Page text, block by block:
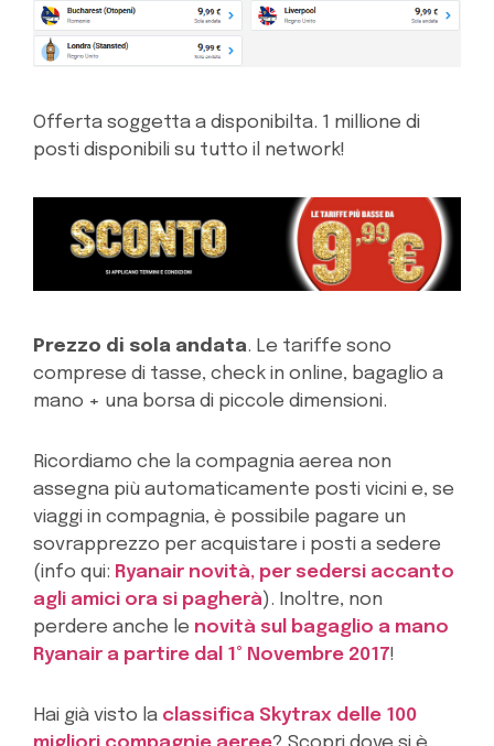
Offerta soggetta a disponibilta. 1 millione di
posti disponibili su tutto il network!
Prezzo di sola andata. Le tariffe sono
comprese di tasse, check in online, bagaglio a
mano + una borsa di piccole dimensioni.
Ricordiamo che la compagnia aerea non
assegna più automaticamente posti vicini e, se
viaggi in compagnia, è possibile pagare un
sovrapprezzo per acquistare i posti a sedere
(info qui: Ryanair novità, per sedersi accanto
agli amici ora si pagherà). Inoltre, non
perdere anche le novità sul bagaglio a mano
Ryanair a partire dal 1° Novembre 2017!
Hai già visto la classifica Skytrax delle 100